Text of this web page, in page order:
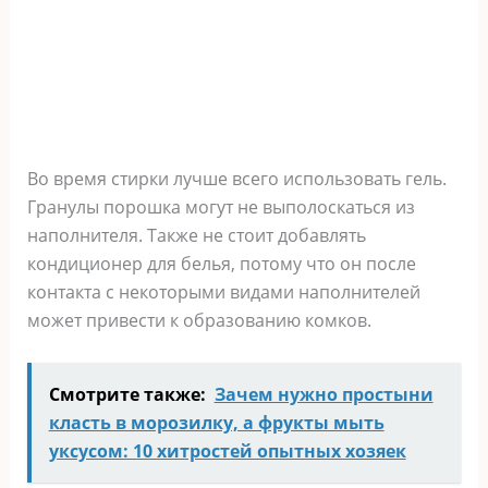
Во время стирки лучше всего использовать гель.
Гранулы порошка могут не выполоскаться из
наполнителя. Также не стоит добавлять
кондиционер для белья, потому что он после
контакта с некоторыми видами наполнителей
может привести к образованию комков.
Смотрите также: Зачем нужно простыни
класть в морозилку, а фрукты мыть
уксусом: 10 хитростей опытных хозяек